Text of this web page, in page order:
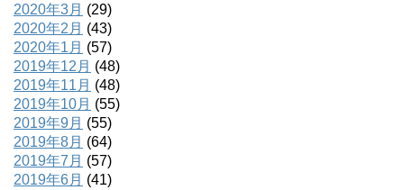
2020年3月 (29)
2020年2月 (43)
2020年1月 (57)
2019年12月 (48)
2019年11月 (48)
2019年10月 (55)
2019年9月 (55)
2019年8月 (64)
2019年7月 (57)
2019年6月 (41)